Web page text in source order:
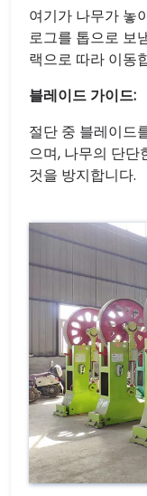
여기가 나무가 놓
로그를 톱으로 보
랙으로 따라 이동
블레이드 가이드:
절단 중 블레이드
으며, 나무의 단
것을 방지합니다.